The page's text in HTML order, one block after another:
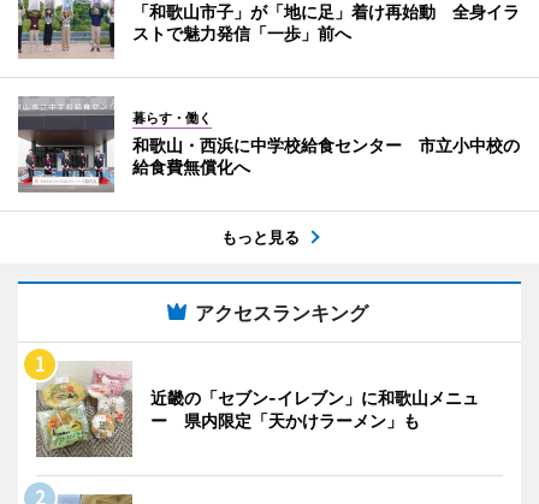
「和歌山市子」が「地に足」着け再始動 全身イラ
ストで魅力発信「一歩」前へ
暮らす・働く
和歌山・西浜に中学校給食センター 市立小中校の
給食費無償化へ
もっと見る
アクセスランキング
近畿の「セブン-イレブン」に和歌山メニュ
ー 県内限定「天かけラーメン」も